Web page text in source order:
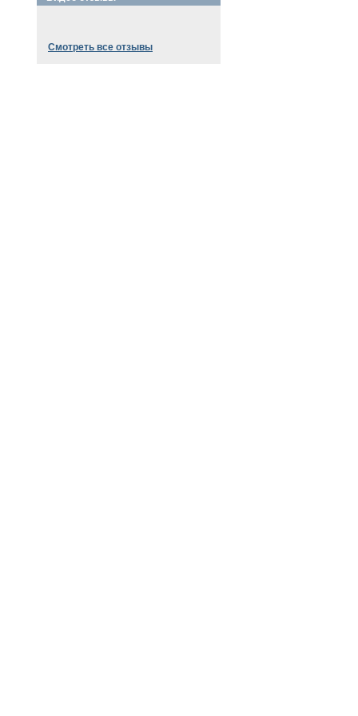
Смотреть все отзывы